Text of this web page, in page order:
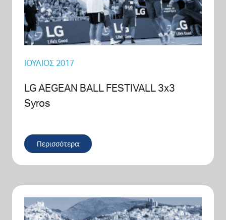
ΙΟΎΛΙΟΣ 2017
LG AEGEAN BALL FESTIVALL 3x3
Syros
Περισσότερα